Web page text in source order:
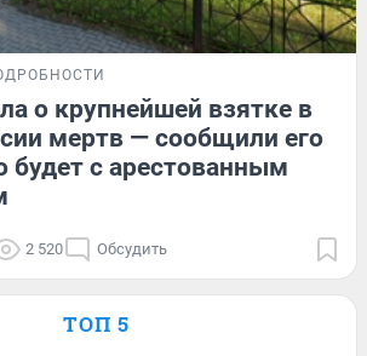
о крупнейшей взятке в
мертв — сообщили его
будет с арестованным
2 520 Обсудить
ТОП 5